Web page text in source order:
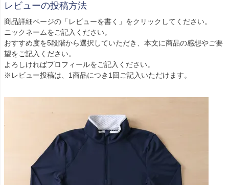
レビューの投稿方法
商品詳細ページの「レビューを書く」をクリックしてください。
ニックネームをご記入ください。
おすすめ度を5段階から選択していただき、本文に商品の感想やご要
望をご記入ください。
よろしければプロフィールをご記入ください。
※レビュー投稿は、1商品につき1回ご記入いただけます。